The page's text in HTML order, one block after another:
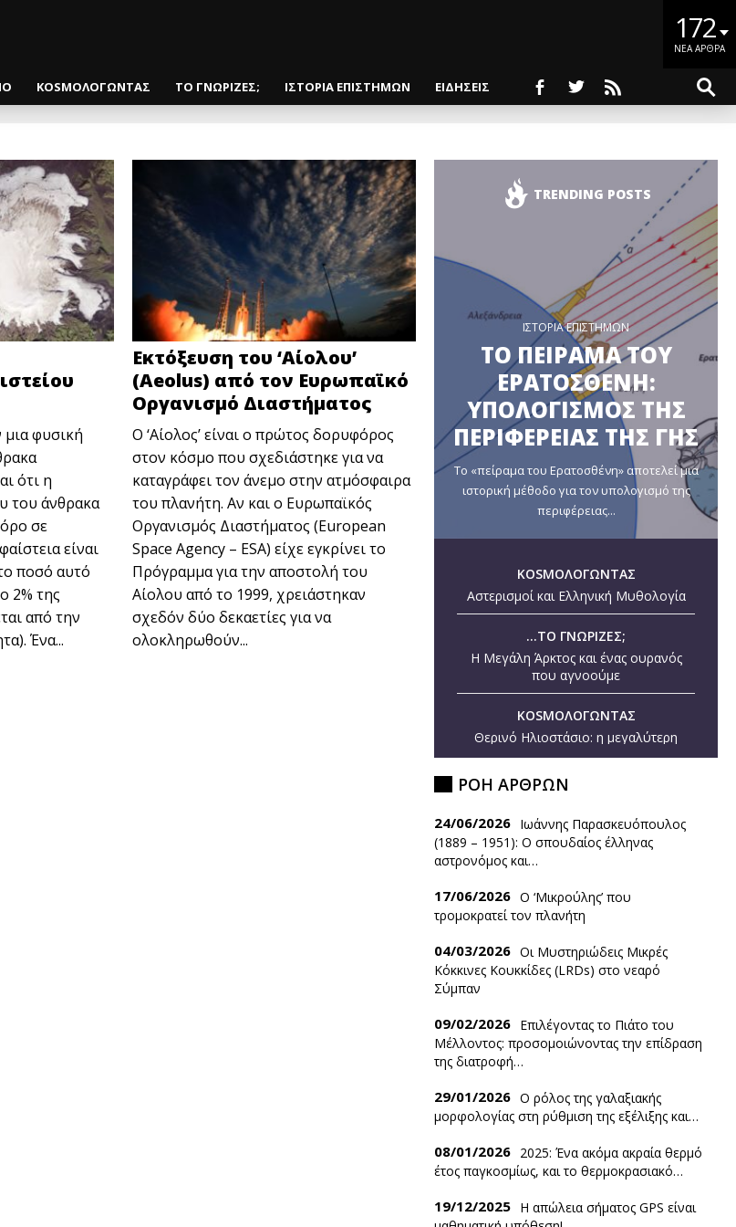
172
ΝΕΑ ΑΡΘΡΑ
KOSMOΛΟΓΩΝΤΑΣ ΤΟ ΓΝΩΡΙΖΕΣ; ΙΣΤΟΡΙΑ ΕΠΙΣΤΗΜΩΝ ΕΙΔΗΣΕΙΣ
μια φυσική
ότι η
του άνθρακα
σε
είναι
ποσό αυτό
2% της
από την
Ένα...
Εκτόξευση του ‘Αίολου’
(Aeolus) από τον Ευρωπαϊκό
Οργανισμό Διαστήματος
Ο ‘Αίολος’ είναι ο πρώτος δορυφόρος
στον κόσμο που σχεδιάστηκε για να
καταγράφει τον άνεμο στην ατμόσφαιρα
του πλανήτη. Αν και ο Ευρωπαϊκός
Οργανισμός Διαστήματος (European
Space Agency – ESA) είχε εγκρίνει το
Πρόγραμμα για την αποστολή του
Αίολου από το 1999, χρειάστηκαν
σχεδόν δύο δεκαετίες για να
ολοκληρωθούν...
TRENDING POSTS
ΙΣΤΟΡΙΑ ΕΠΙΣΤΗΜΩΝ
ΤΟ ΠΕΙΡΑΜΑ ΤΟΥ
ΕΡΑΤΟΣΘΕΝΗ:
ΥΠΟΛΟΓΙΣΜΟΣ ΤΗΣ
ΠΕΡΙΦΕΡΕΙΑΣ ΤΗΣ ΓΗΣ
Το «πείραμα του Ερατοσθένη» αποτελεί μια
ιστορική μέθοδο για τον υπολογισμό της
περιφέρειας...
KOSMOΛΟΓΩΝΤΑΣ
Αστερισμοί και Ελληνική Μυθολογία
...ΤΟ ΓΝΩΡΙΖΕΣ;
Η Μεγάλη Άρκτος και ένας ουρανός
που αγνοούμε
KOSMOΛΟΓΩΝΤΑΣ
Θερινό Ηλιοστάσιο: η μεγαλύτερη
ημέρα του έτους
ΡΟΗ ΑΡΘΡΩΝ
24/06/2026 Ιωάννης Παρασκευόπουλος
(1889 – 1951): O σπουδαίος έλληνας
αστρονόμος και…
17/06/2026 Ο ‘Mικρούλης’ που
τρομοκρατεί τον πλανήτη
04/03/2026 Οι Μυστηριώδεις Μικρές
Κόκκινες Κουκκίδες (LRDs) στο νεαρό
Σύμπαν
09/02/2026 Επιλέγοντας το Πιάτο του
Μέλλοντος: προσομοιώνοντας την επίδραση
της διατροφή…
29/01/2026 Ο ρόλος της γαλαξιακής
μορφολογίας στη ρύθμιση της εξέλιξης και…
08/01/2026 2025: Ένα ακόμα ακραία θερμό
έτος παγκοσμίως, και το θερμοκρασιακό…
19/12/2025 Η απώλεια σήματος GPS είναι